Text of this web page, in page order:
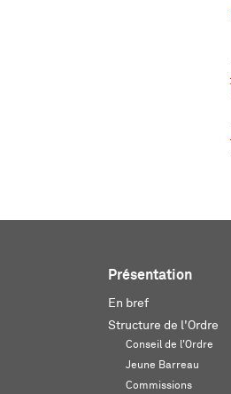
Présentation
En bref
Structure de l'Ordre
Conseil de l'Ordre
Jeune Barreau
Commissions